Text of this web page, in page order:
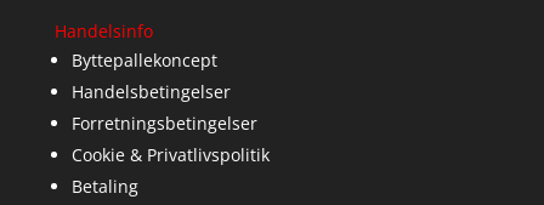
Handelsinfo
Byttepallekoncept
Handelsbetingelser
Forretningsbetingelser
Cookie & Privatlivspolitik
Betaling